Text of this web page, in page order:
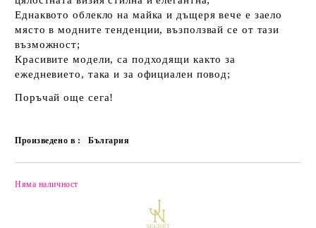
Еднаквото облекло на майка и дъщеря вече е заело
място в модните тенденции, възползвай се от тази
възможност;
Красивите модели, са подходящи както за
ежедневието, така и за официален повод;
Поръчай още сега!
Произведено в : България
Няма наличност